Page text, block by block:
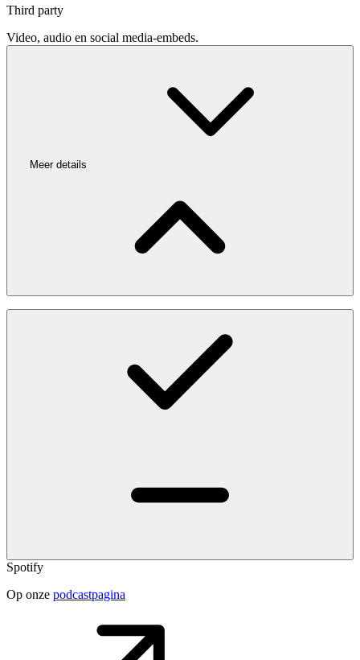
Third party
Video, audio en social media-embeds.
Meer details
Spotify
Op onze podcastpagina